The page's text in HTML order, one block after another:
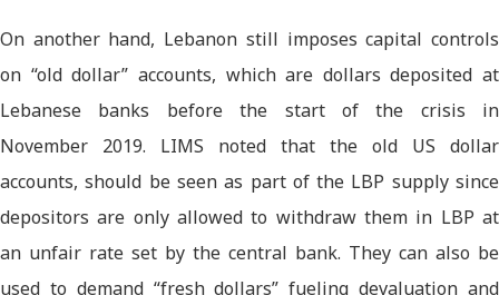
On another hand, Lebanon still imposes capital controls
on “old dollar” accounts, which are dollars deposited at
Lebanese banks before the start of the crisis in
November 2019. LIMS noted that the old US dollar
accounts, should be seen as part of the LBP supply since
depositors are only allowed to withdraw them in LBP at
an unfair rate set by the central bank. They can also be